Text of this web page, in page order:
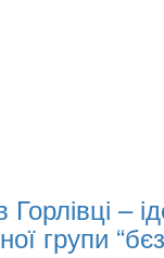
–
групи